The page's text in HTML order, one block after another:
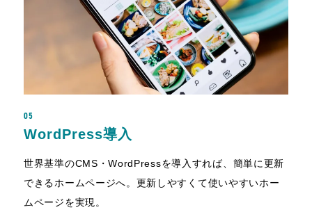
05
WordPress導入
世界基準のCMS・WordPressを導入すれば、簡単に更新
できるホームページへ。更新しやすくて使いやすいホー
ムページを実現。